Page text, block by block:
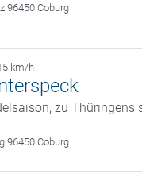
96450 Coburg
km/h
zu Thüringens
96450 Coburg